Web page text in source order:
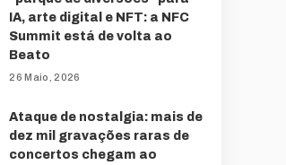
IA, arte digital e NFT: a NFC
Summit está de volta ao
Beato
26 Maio, 2026
Ataque de nostalgia: mais de
dez mil gravações raras de
concertos chegam ao